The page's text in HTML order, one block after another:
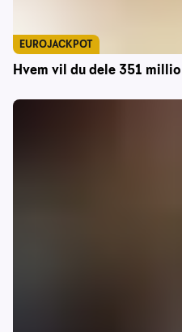
Hvem vil du dele 351
EUROJACKPOT